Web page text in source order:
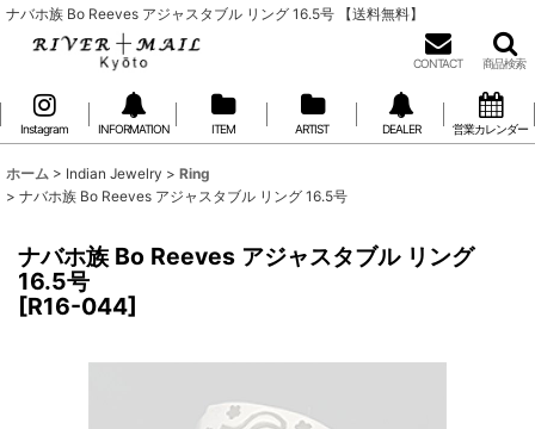
ナバホ族 Bo Reeves アジャスタブル リング 16.5号 【送料無料】
CONTACT 商品検索
Instagram INFORMATION ITEM ARTIST DEALER 営業カレンダー
ホーム > Indian Jewelry > Ring
> ナバホ族 Bo Reeves アジャスタブル リング 16.5号
ナバホ族 Bo Reeves アジャスタブル リング
16.5号
[R16-044]